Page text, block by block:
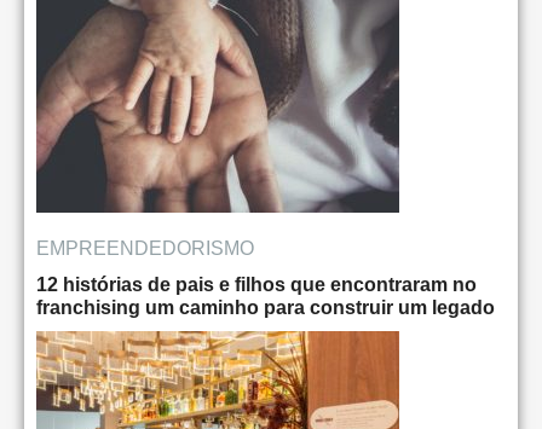
EMPREENDEDORISMO
12 histórias de pais e filhos que encontraram no
franchising um caminho para construir um legado